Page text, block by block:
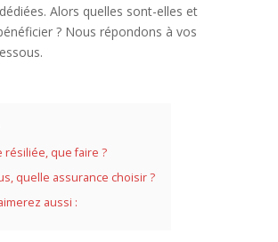
Alors quelles sont-elles et
? Nous répondons à vos
résiliée, que faire ?
quelle assurance choisir ?
aussi :